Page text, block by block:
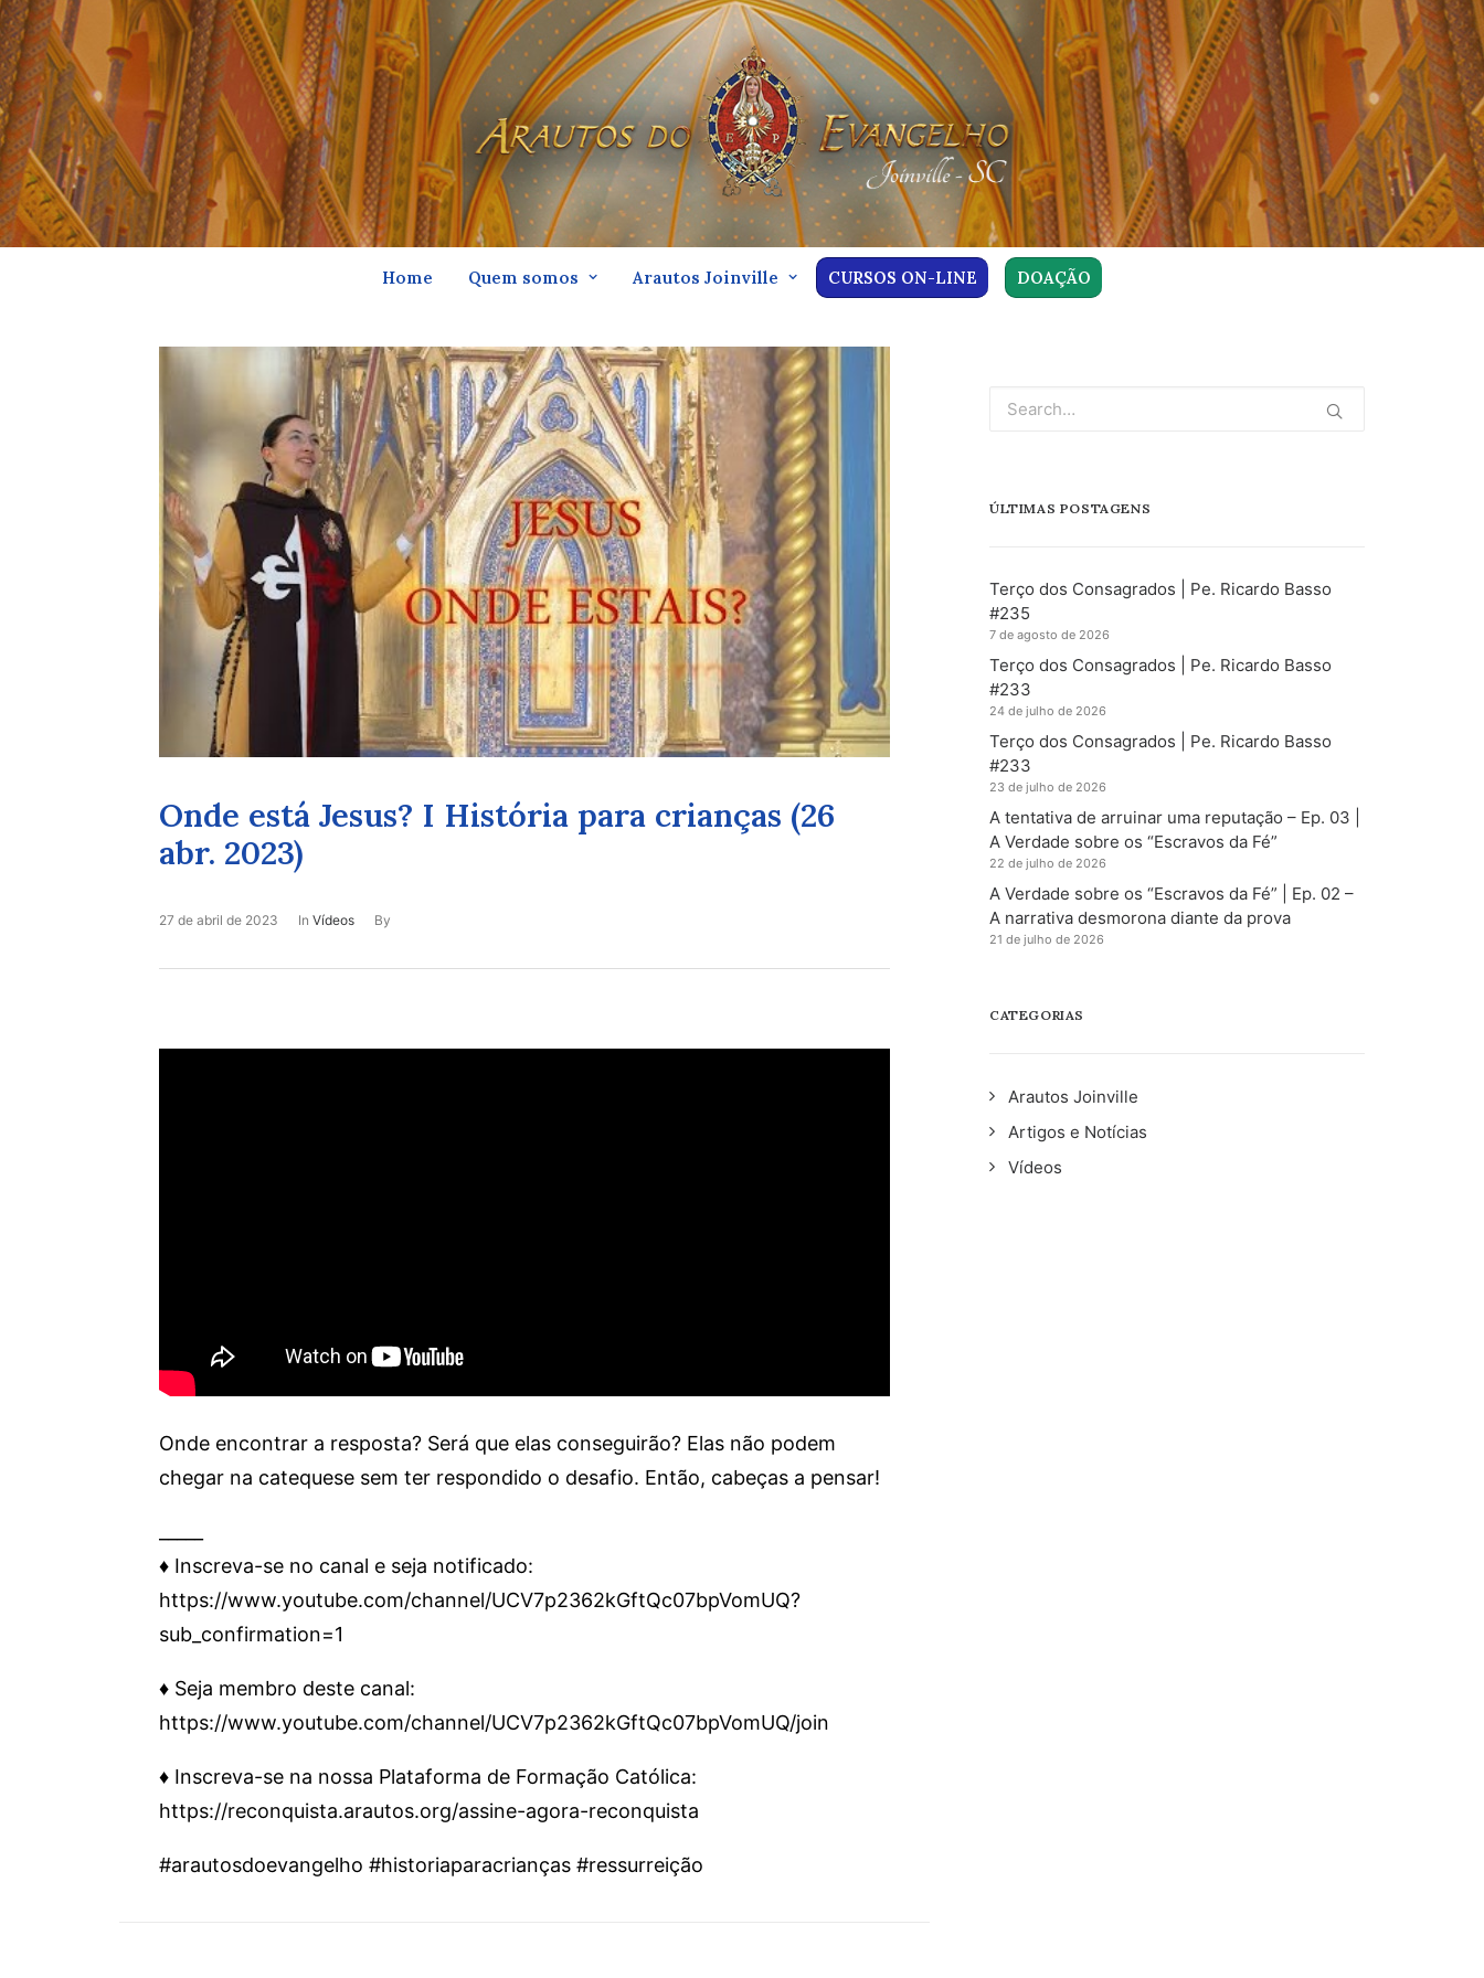
Home Quem somos Arautos Joinville CURSOS ON-LINE DOAÇÃO
Onde está Jesus? I História para crianças (26
abr. 2023)
27 de abril de 2023 In Vídeos By
Onde encontrar a resposta? Será que elas conseguirão? Elas não podem
chegar na catequese sem ter respondido o desafio. Então, cabeças a pensar!
♦️ Inscreva-se no canal e seja notificado:
https://www.youtube.com/channel/UCV7p2362kGftQc07bpVomUQ?
sub_confirmation=1
♦️ Seja membro deste canal:
https://www.youtube.com/channel/UCV7p2362kGftQc07bpVomUQ/join
♦️ Inscreva-se na nossa Plataforma de Formação Católica:
https://reconquista.arautos.org/assine-agora-reconquista
#arautosdoevangelho #historiaparacrianças #ressurreição
ÚLTIMAS POSTAGENS
Terço dos Consagrados | Pe. Ricardo Basso
#235
7 de agosto de 2026
Terço dos Consagrados | Pe. Ricardo Basso
#233
24 de julho de 2026
Terço dos Consagrados | Pe. Ricardo Basso
#233
23 de julho de 2026
A tentativa de arruinar uma reputação – Ep. 03 |
A Verdade sobre os “Escravos da Fé”
22 de julho de 2026
A Verdade sobre os “Escravos da Fé” | Ep. 02 –
A narrativa desmorona diante da prova
21 de julho de 2026
CATEGORIAS
Arautos Joinville
Artigos e Notícias
Vídeos